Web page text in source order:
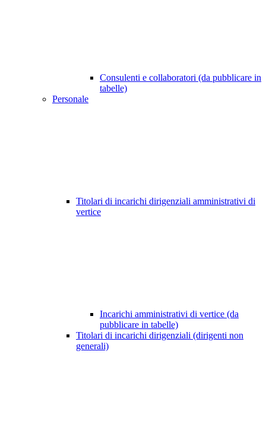
Consulenti e collaboratori (da pubblicare in
tabelle)
Personale
Titolari di incarichi dirigenziali amministrativi di
vertice
Incarichi amministrativi di vertice (da
pubblicare in tabelle)
Titolari di incarichi dirigenziali (dirigenti non
generali)